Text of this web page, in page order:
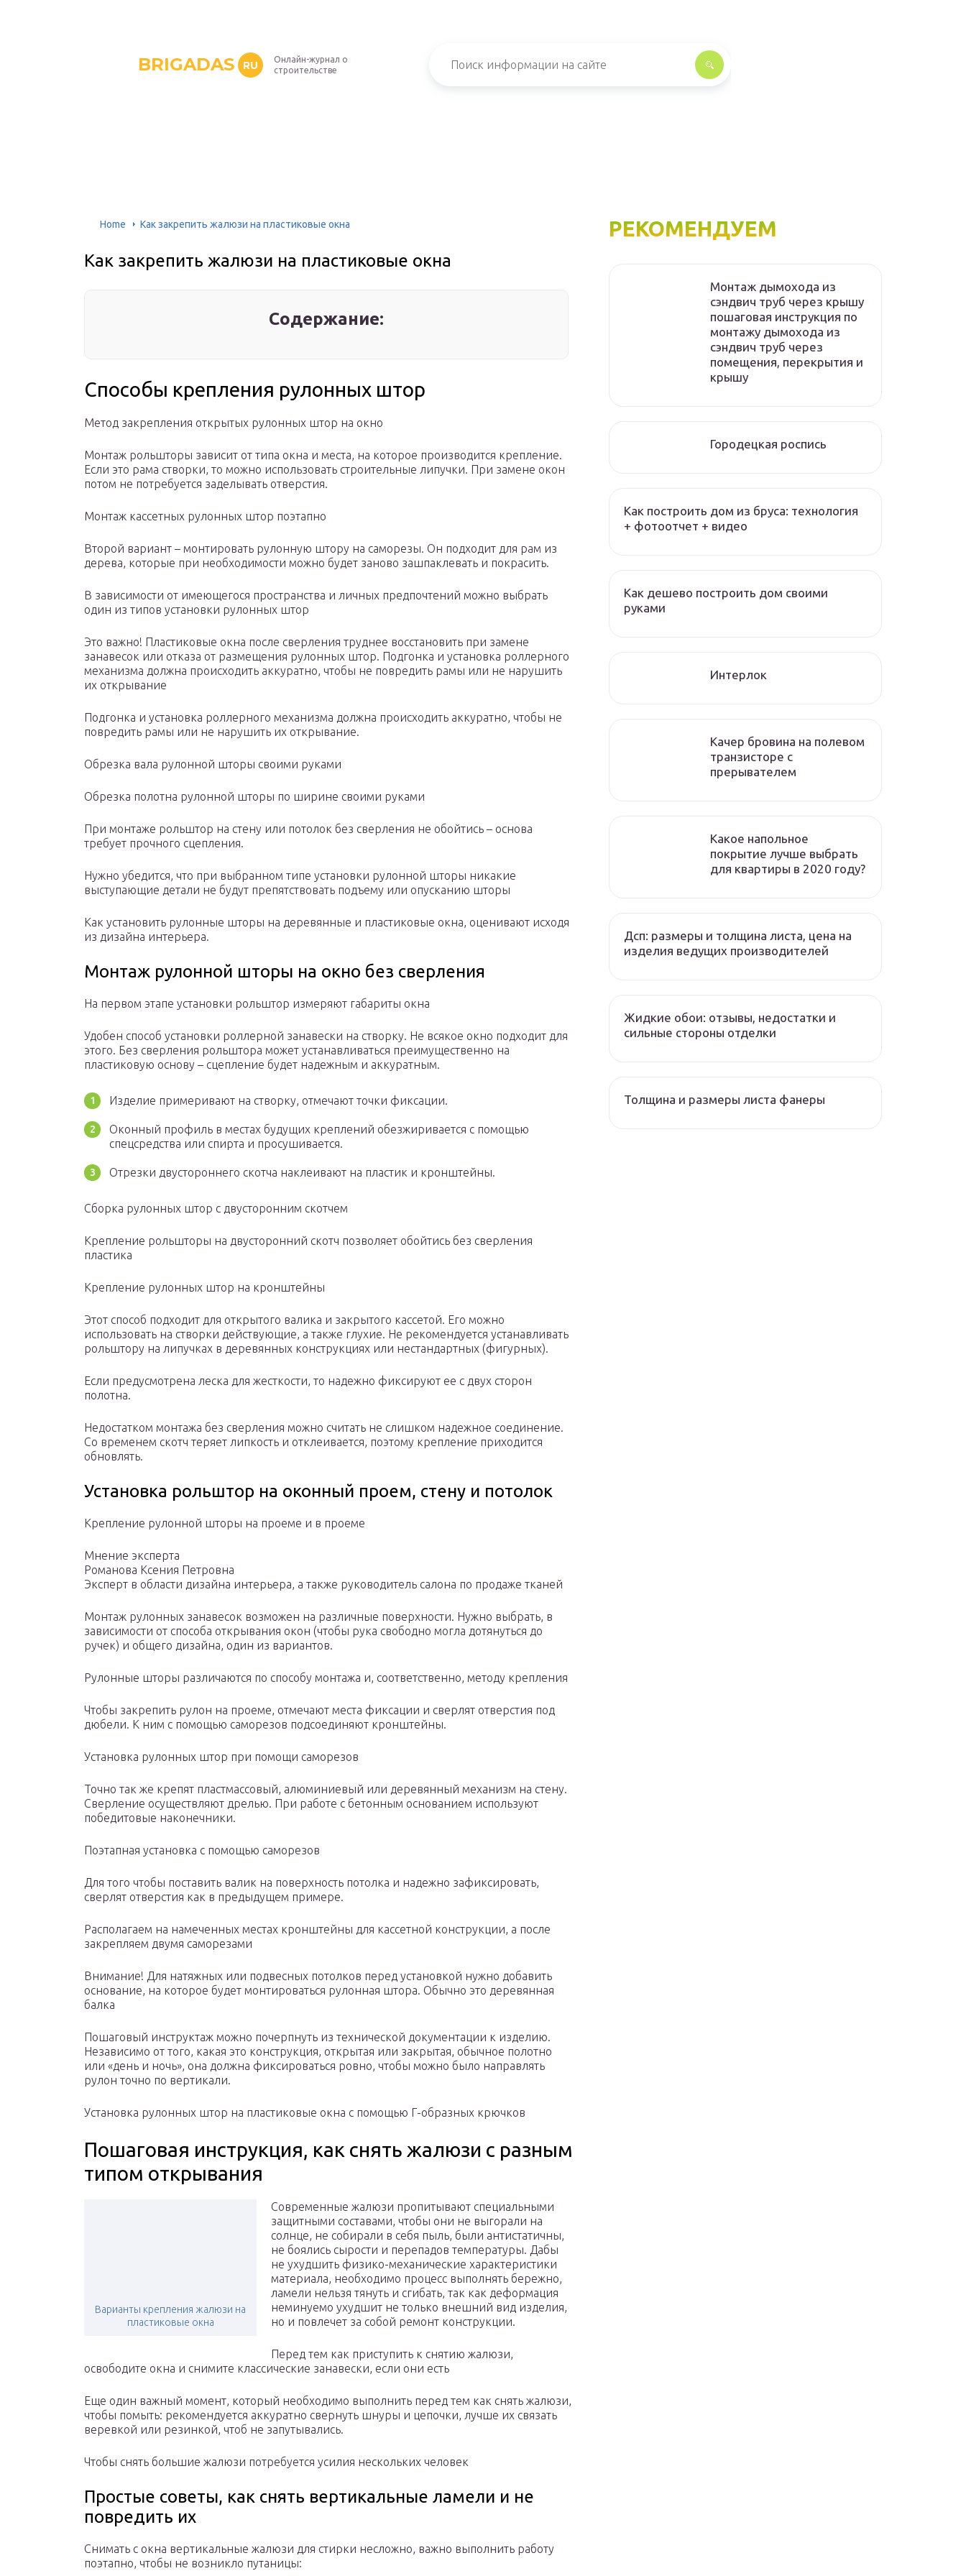
BRIGADAS RU
Онлайн-журнал о
строительстве
Home Как закрепить жалюзи на пластиковые окна
Как закрепить жалюзи на пластиковые окна
Содержание:
Способы крепления рулонных штор
Метод закрепления открытых рулонных штор на окно
Монтаж рольшторы зависит от типа окна и места, на которое производится крепление.
Если это рама створки, то можно использовать строительные липучки. При замене окон
потом не потребуется заделывать отверстия.
Монтаж кассетных рулонных штор поэтапно
Второй вариант – монтировать рулонную штору на саморезы. Он подходит для рам из
дерева, которые при необходимости можно будет заново зашпаклевать и покрасить.
В зависимости от имеющегося пространства и личных предпочтений можно выбрать
один из типов установки рулонных штор
Это важно! Пластиковые окна после сверления труднее восстановить при замене
занавесок или отказа от размещения рулонных штор. Подгонка и установка роллерного
механизма должна происходить аккуратно, чтобы не повредить рамы или не нарушить
их открывание
Подгонка и установка роллерного механизма должна происходить аккуратно, чтобы не
повредить рамы или не нарушить их открывание.
Обрезка вала рулонной шторы своими руками
Обрезка полотна рулонной шторы по ширине своими руками
При монтаже рольштор на стену или потолок без сверления не обойтись – основа
требует прочного сцепления.
Нужно убедится, что при выбранном типе установки рулонной шторы никакие
выступающие детали не будут препятствовать подъему или опусканию шторы
Как установить рулонные шторы на деревянные и пластиковые окна, оценивают исходя
из дизайна интерьера.
Монтаж рулонной шторы на окно без сверления
На первом этапе установки рольштор измеряют габариты окна
Удобен способ установки роллерной занавески на створку. Не всякое окно подходит для
этого. Без сверления рольштора может устанавливаться преимущественно на
пластиковую основу – сцепление будет надежным и аккуратным.
Изделие примеривают на створку, отмечают точки фиксации.
Оконный профиль в местах будущих креплений обезжиривается с помощью
спецсредства или спирта и просушивается.
Отрезки двустороннего скотча наклеивают на пластик и кронштейны.
Сборка рулонных штор с двусторонним скотчем
Крепление рольшторы на двусторонний скотч позволяет обойтись без сверления
пластика
Крепление рулонных штор на кронштейны
Этот способ подходит для открытого валика и закрытого кассетой. Его можно
использовать на створки действующие, а также глухие. Не рекомендуется устанавливать
рольштору на липучках в деревянных конструкциях или нестандартных (фигурных).
Если предусмотрена леска для жесткости, то надежно фиксируют ее с двух сторон
полотна.
Недостатком монтажа без сверления можно считать не слишком надежное соединение.
Со временем скотч теряет липкость и отклеивается, поэтому крепление приходится
обновлять.
Установка рольштор на оконный проем, стену и потолок
Крепление рулонной шторы на проеме и в проеме
Мнение эксперта
Романова Ксения Петровна
Эксперт в области дизайна интерьера, а также руководитель салона по продаже тканей
Монтаж рулонных занавесок возможен на различные поверхности. Нужно выбрать, в
зависимости от способа открывания окон (чтобы рука свободно могла дотянуться до
ручек) и общего дизайна, один из вариантов.
Рулонные шторы различаются по способу монтажа и, соответственно, методу крепления
Чтобы закрепить рулон на проеме, отмечают места фиксации и сверлят отверстия под
дюбели. К ним с помощью саморезов подсоединяют кронштейны.
Установка рулонных штор при помощи саморезов
Точно так же крепят пластмассовый, алюминиевый или деревянный механизм на стену.
Сверление осуществляют дрелью. При работе с бетонным основанием используют
победитовые наконечники.
Поэтапная установка с помощью саморезов
Для того чтобы поставить валик на поверхность потолка и надежно зафиксировать,
сверлят отверстия как в предыдущем примере.
Располагаем на намеченных местах кронштейны для кассетной конструкции, а после
закрепляем двумя саморезами
Внимание! Для натяжных или подвесных потолков перед установкой нужно добавить
основание, на которое будет монтироваться рулонная штора. Обычно это деревянная
балка
Пошаговый инструктаж можно почерпнуть из технической документации к изделию.
Независимо от того, какая это конструкция, открытая или закрытая, обычное полотно
или «день и ночь», она должна фиксироваться ровно, чтобы можно было направлять
рулон точно по вертикали.
Установка рулонных штор на пластиковые окна с помощью Г-образных крючков
Пошаговая инструкция, как снять жалюзи с разным
типом открывания
Варианты крепления жалюзи на
пластиковые окна
Современные жалюзи пропитывают специальными
защитными составами, чтобы они не выгорали на
солнце, не собирали в себя пыль, были антистатичны,
не боялись сырости и перепадов температуры. Дабы
не ухудшить физико-механические характеристики
материала, необходимо процесс выполнять бережно,
ламели нельзя тянуть и сгибать, так как деформация
неминуемо ухудшит не только внешний вид изделия,
но и повлечет за собой ремонт конструкции.
Перед тем как приступить к снятию жалюзи,
освободите окна и снимите классические занавески, если они есть
Еще один важный момент, который необходимо выполнить перед тем как снять жалюзи,
чтобы помыть: рекомендуется аккуратно свернуть шнуры и цепочки, лучше их связать
веревкой или резинкой, чтоб не запутывались.
Чтобы снять большие жалюзи потребуется усилия нескольких человек
Простые советы, как снять вертикальные ламели и не
повредить их
Снимать с окна вертикальные жалюзи для стирки несложно, важно выполнить работу
поэтапно, чтобы не возникло путаницы:
РЕКОМЕНДУЕМ
Монтаж дымохода из
сэндвич труб через крышу
пошаговая инструкция по
монтажу дымохода из
сэндвич труб через
помещения, перекрытия и
крышу
Городецкая роспись
Как построить дом из бруса: технология
+ фотоотчет + видео
Как дешево построить дом своими
руками
Интерлок
Качер бровина на полевом
транзисторе с
прерывателем
Какое напольное
покрытие лучше выбрать
для квартиры в 2020 году?
Дсп: размеры и толщина листа, цена на
изделия ведущих производителей
Жидкие обои: отзывы, недостатки и
сильные стороны отделки
Толщина и размеры листа фанеры